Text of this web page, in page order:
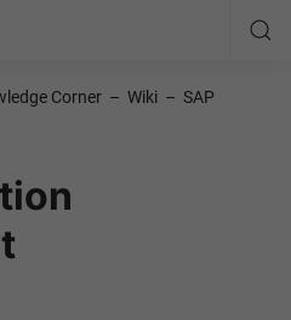
Corner – Wiki – SAP